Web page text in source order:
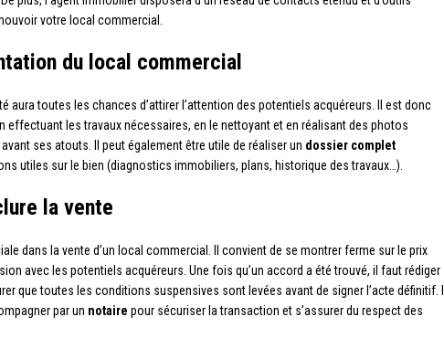
votre local commercial.
du local commercial
aura toutes les chances d’attirer l’attention des potentiels acquéreurs. Il est donc
effectuant les travaux nécessaires, en le nettoyant et en réalisant des photos
ses atouts. Il peut également être utile de réaliser un dossier complet
utiles sur le bien (diagnostics immobiliers, plans, historique des travaux…).
la vente
dans la vente d’un local commercial. Il convient de se montrer ferme sur le prix
avec les potentiels acquéreurs. Une fois qu’un accord a été trouvé, il faut rédiger
que toutes les conditions suspensives sont levées avant de signer l’acte définitif. Il
par un notaire pour sécuriser la transaction et s’assurer du respect des